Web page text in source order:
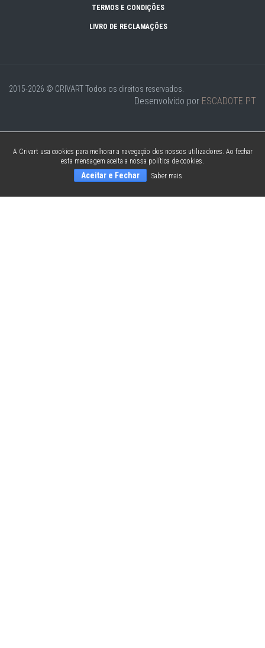
TERMOS E CONDIÇÕES
LIVRO DE RECLAMAÇÕES
2015-2026 © CRIVARTTodos os direitos reservados.
Desenvolvido por ESCADOTE.PT
A Crivart usa cookies para melhorar a navegação dos nossos utilizadores. Ao fechar
esta mensagem aceita a nossa política de cookies.
Aceitar e Fechar Saber mais